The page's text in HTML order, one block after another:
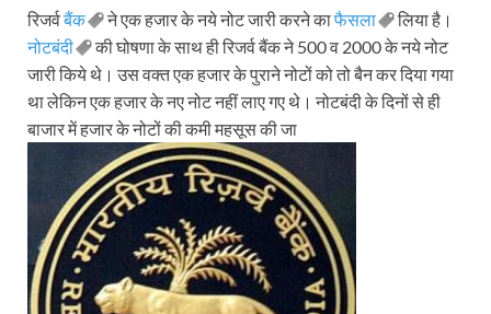
रिजर्वबैंक ने एक हजार के नये नोट जारी करने काफैसला
लिया है।
नोटबंदी
की घोषणा के साथ ही रिजर्व बैंक ने 500 व 2000 के नये नोट
जारी किये थे। उस वक्त एक हजार के पुराने नोटों को तो बैन कर दिया गया
था लेकिन एक हजार के नए नोट नहीं लाए गए थे। नोटबंदी के दिनों से ही
बाजार में हजार के नोटों की कमी महसूस की जा